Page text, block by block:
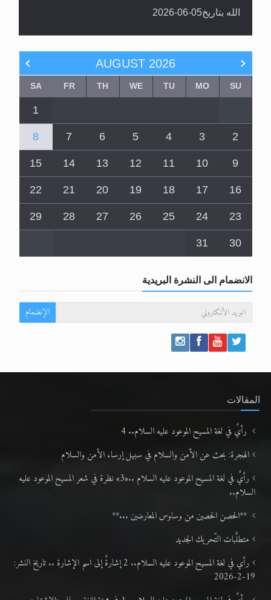
الله بتاريخ05-06-2026
AUGUST 2026
SU
MO
TU
WE
TH
FR
SA
1
2
3
4
5
6
7
8
9
10
11
12
13
14
15
16
17
18
19
20
21
22
23
24
25
26
27
28
29
30
31
الانضمام الى النشرة البريدية
الإنضمام
المقالات
رأيٌ في لغة المسيح الموعود عليه السلام.. 4
الهجرة: بحث عن الأمن والسلام في سبيل إرساء الأمن والسلام
رأيٌ في لغة المسيح الموعود عليه السلام ..«3» نظرة في شعر المسيح الموعود عليه
السلام..
**الحصن الحصين من وساوس المعارضين ...**
متطلَّبات التّحريك الجديد
رأي في لغة المسيح الموعود عليه السلام.. 2 إشارةٌ إلى اسم الإشارة .. تاريخ النشر:
19-2-2026